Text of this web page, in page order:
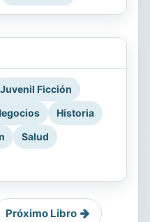
Juvenil Ficción
Historia
Salud
Próximo Libro